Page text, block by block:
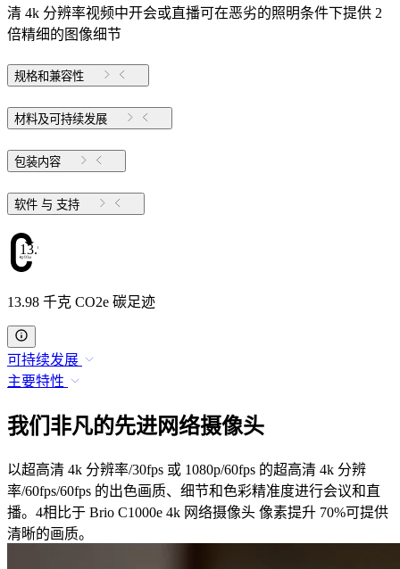
清 4k 分辨率视频中开会或直播可在恶劣的照明条件下提供 2
倍精细的图像细节
规格和兼容性
材料及可持续发展
包装内容
软件 与 支持
13.98
13.98 千克 CO2e 碳足迹
可持续发展
主要特性
我们非凡的先进网络摄像头
以超高清 4k 分辨率/30fps 或 1080p/60fps 的超高清 4k 分辨
率/60fps/60fps 的出色画质、细节和色彩精准度进行会议和直
播。4相比于 Brio C1000e 4k 网络摄像头 像素提升 70%可提供
清晰的画质。